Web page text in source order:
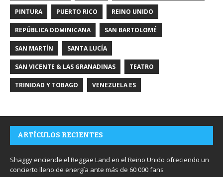
PINTURA PUERTO RICO REINO UNIDO
REPÚBLICA DOMINICANA SAN BARTOLOMÉ
SAN MARTÍN SANTA LUCÍA
SAN VICENTE & LAS GRANADINAS TEATRO
TRINIDAD Y TOBAGO VENEZUELA ES
ARTÍCULOS RECIENTES
Shaggy enciende el Reggae Land en el Reino Unido ofreciendo un
concierto lleno de energía ante más de 60 000 fans